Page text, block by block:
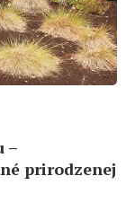
–
prirodzenej